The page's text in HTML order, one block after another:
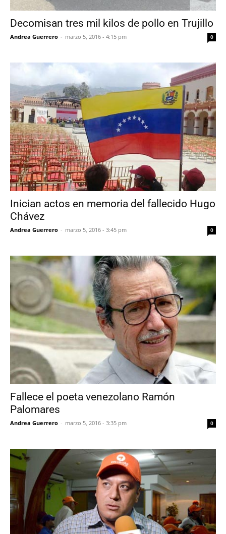
Decomisan tres mil kilos de pollo en Trujillo
Andrea Guerrero - marzo 5, 2016 - 4:15 pm 0
Inician actos en memoria del fallecido Hugo
Chávez
Andrea Guerrero - marzo 5, 2016 - 3:45 pm 0
Fallece el poeta venezolano Ramón
Palomares
Andrea Guerrero - marzo 5, 2016 - 3:35 pm 0